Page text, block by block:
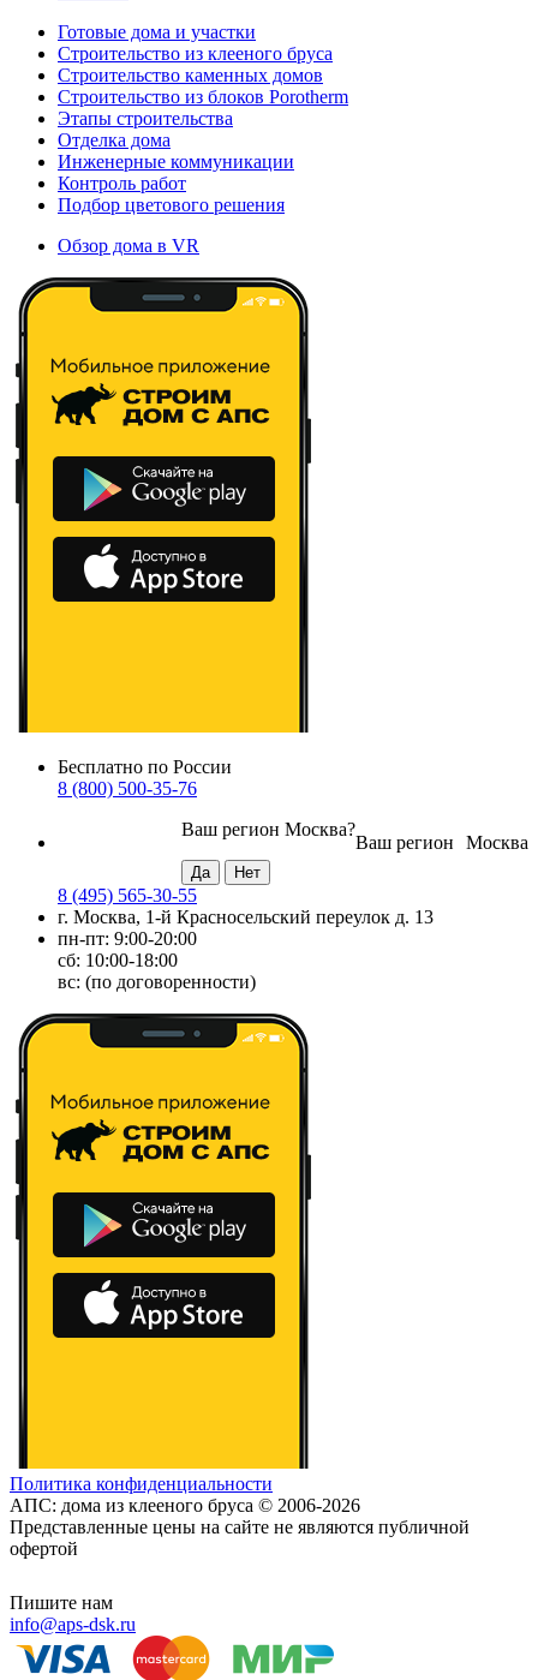
Готовые дома и участки
Строительство из клееного бруса
Строительство каменных домов
Строительство из блоков Porotherm
Этапы строительства
Отделка дома
Инженерные коммуникации
Контроль работ
Подбор цветового решения
Обзор дома в VR
Бесплатно по России
8 (800) 500-35-76
Москва
Ваш регион
Ваш регион Москва?
8 (495) 565-30-55
г. Москва, 1-й Красносельский переулок д. 13
пн-пт: 9:00-20:00
сб: 10:00-18:00
вс: (по договоренности)
Политика конфиденциальности
АПС: дома из клееного бруса © 2006-2026
Представленные цены на сайте не являются публичной
офертой
Пишите нам
info@aps-dsk.ru